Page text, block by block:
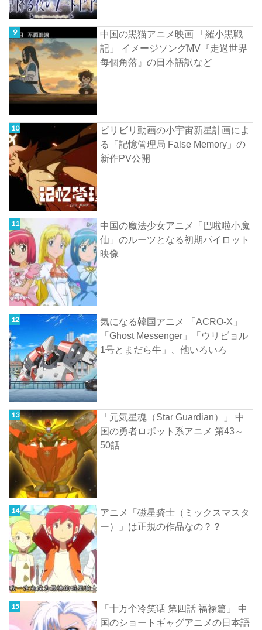
中国の黒猫アニメ映画 「羅小黒戦
記」 イメージソングMV『走過世界
每個角落』の日本語訳など
ビリビリ動画の小宇宙新星計画によ
る「記憶管理局 False Memory」の
新作PV公開
中国の魔法少女アニメ「巴啦啦小魔
仙」のルーツとなる初期パイロット
映像
気になる韓国アニメ 「ACRO-X」
「Ghost Messenger」「ウリビョル
1号とまだら牛」、他いろいろ
「元気星魂（Star Guardian）」 中
国の勇者ロボット系アニメ 第43～
50話
アニメ「磁星骑士（ミックスマスタ
ー）」は正規の作品なの？？
「十万个冷笑话 第四話 福禄篇」 中
国のショートギャグアニメの日本語